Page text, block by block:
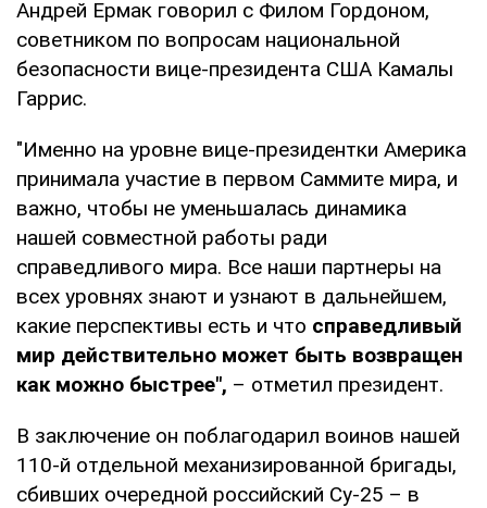
Андрей Ермак говорил с Филом Гордоном,
советником по вопросам национальной
безопасности вице-президента США Камалы
Гаррис.
"Именно на уровне вице-президентки Америка
принимала участие в первом Саммите мира, и
важно, чтобы не уменьшалась динамика
нашей совместной работы ради
справедливого мира. Все наши партнеры на
всех уровнях знают и узнают в дальнейшем,
какие перспективы есть и что справедливый
мир действительно может быть возвращен
как можно быстрее", – отметил президент.
В заключение он поблагодарил воинов нашей
110-й отдельной механизированной бригады,
сбивших очередной российский Су-25 – в